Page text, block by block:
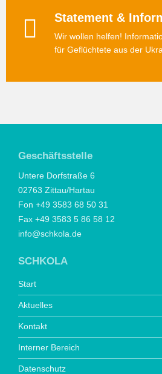
Statement &
Wir wollen helfen!
für Geflüchtete aus der
Geschäftsstelle
Untere Dorfstraße 6
02763 Zittau/Hartau
Fon +49 3583 68 50 31
Fax +49 3583 5 86 58 12
info@schkola.de
SCHKOLA
Start
Aktuelles
Kontakt
Interner Bereich
Datenschutz